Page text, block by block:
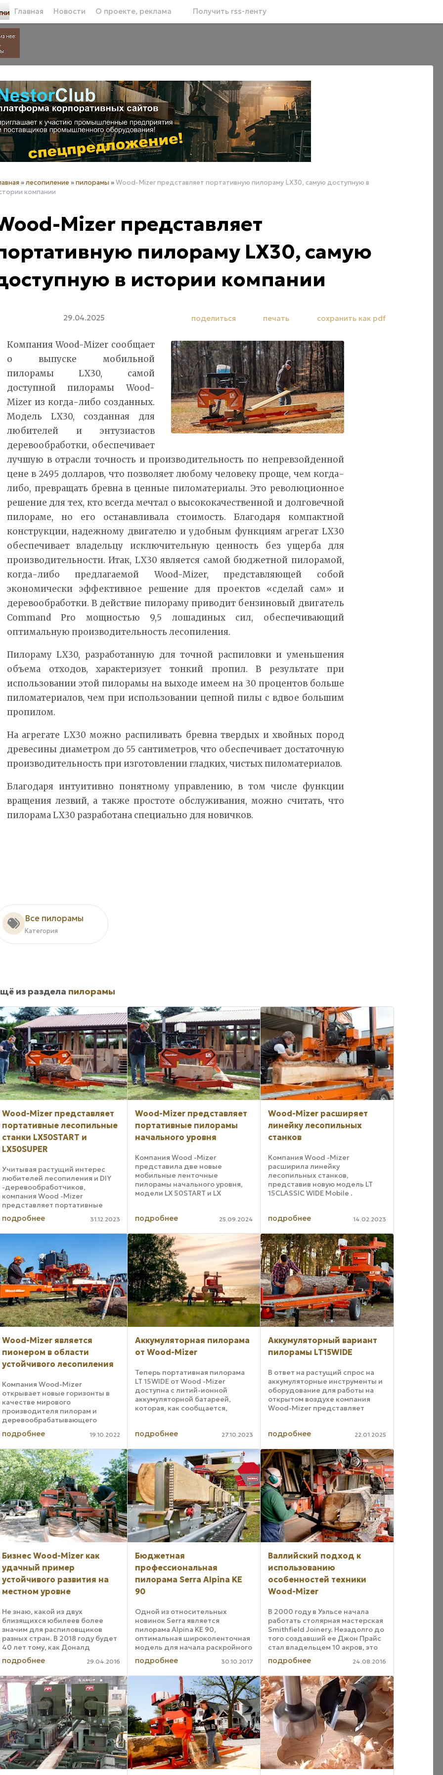
Главная Новости О проекте, реклама Получить rss-ленту
»лесопиление »пилорамы »Wood-Mizer представляет портативную пилораму LX30, самую доступную в
компании
Mizer представляет
пилораму LX30, самую
в истории компании
29.04.2025 поделиться печать сохранить как pdf
Компания Wood-Mizer сообщает
о выпуске мобильной
пилорамы LX30, самой
доступной пилорамы Wood-
Mizer из когда-либо созданных.
Модель LX30, созданная для
любителей и энтузиастов
деревообработки, обеспечивает
лучшую в отрасли точность и производительность по непревзойденной
цене в 2495 долларов, что позволяет любому человеку проще, чем когда-
либо, превращать бревна в ценные пиломатериалы. Это революционное
решение для тех, кто всегда мечтал о высококачественной и долговечной
пилораме, но его останавливала стоимость. Благодаря компактной
конструкции, надежному двигателю и удобным функциям агрегат LX30
обеспечивает владельцу исключительную ценность без ущерба для
производительности. Итак, LX30 является самой бюджетной пилорамой,
когда-либо предлагаемой Wood-Mizer, представляющей собой
экономически эффективное решение для проектов «сделай сам» и
деревообработки. В действие пилораму приводит бензиновый двигатель
Command Pro мощностью 9,5 лошадиных сил, обеспечивающий
оптимальную производительность лесопиления.
Пилораму LX30, разработанную для точной распиловки и уменьшения
объема отходов, характеризует тонкий пропил. В результате при
использовании этой пилорамы на выходе имеем на 30 процентов больше
пиломатериалов, чем при использовании цепной пилы с вдвое большим
пропилом.
На агрегате LX30 можно распиливать бревна твердых и хвойных пород
древесины диаметром до 55 сантиметров, что обеспечивает достаточную
производительность при изготовлении гладких, чистых пиломатериалов.
Благодаря интуитивно понятному управлению, в том числе функции
вращения лезвий, а также простоте обслуживания, можно считать, что
пилорама LX30 разработана специально для новичков.
Все пилорамы
Категория
из раздела пилорамы
Wood-Mizer представляет
портативные лесопильные
станки LX50START и
LX50SUPER
Учитывая растущий интерес
любителей лесопиления и DIY
-деревообработчиков,
компания Wood -Mizer
представляет портативные
пилорамы LX 50START и LX
50SUPER по стартовой цене
2995 долларов США.
50START и LX 50SUPER ,
сочетающие в ...
подробнее 31.12.2023
Wood-Mizer представляет
портативные пилорамы
начального уровня
Компания Wood -Mizer
представила две новые
мобильные ленточные
пилорамы начального уровня,
модели LX 50START и LX
желающих самостоятельно
пиломатериалы для
строительства, в ...
подробнее 25.09.2024
Wood-Mizer расширяет
линейку лесопильных
станков
Компания Wood -Mizer
расширила линейку
лесопильных станков,
представив новую модель LT
15CLASSIC WIDE Mobile .
пополнилась моделью, которая
мобильной пилорамы ...
подробнее 14.02.2023
Wood-Mizer является
пионером в области
устойчивого лесопиления
Компания Wood-Mizer
открывает новые горизонты в
качестве мирового
производителя пилорам и
деревообрабатывающего
оборудования с глубоким
пониманием экологических
проблем. Представители Wood-
Mizer неизменно поощряют
распиловщиков следовать
принципам ...
подробнее 19.10.2022
Аккумуляторная пилорама
от Wood-Mizer
Теперь портативная пилорама
LT 15WIDE от Wood -Mizer
доступна с литий-ионной
аккумуляторной батареей,
которая, как сообщается,
с аккумулятором оснащена
подробнее 27.10.2023
Аккумуляторный вариант
пилорамы LT15WIDE
В ответ на растущий спрос на
аккумуляторные инструменты и
оборудование для работы на
открытом воздухе компания
Wood-Mizer представляет
электропилораму.
литий-ионным аккумулятором
представляет ...
подробнее 22.01.2025
Бизнес Wood-Mizer как
удачный пример
устойчивого развития на
местном уровне
Не знаю, какой из двух
близящихся юбилеев более
значим для распиловщиков
разных стран. В 2018 году будет
40 лет тому, как Доналд
Ласковски и Дэниэл Текулве
задумали свою знаменитую
мобильную пилораму и
приступили к ее
конструированию. А годом
ранее ...
подробнее 29.04.2016
Бюджетная
профессиональная
пилорама Serra Alpina KE
90
Одной из относительных
новинок Serra является
пилорама Alpina KE 90,
оптимальная широколенточная
модель для начала раскройного
бизнеса. При этом конструкторы
предусмотрели возможность
обработки на этой пилораме
тяжелых, диаметром до 90
сантиметров, ...
подробнее 30.10.2017
Валлийский подход к
использованию
особенностей техники
Wood-Mizer
В 2000 году в Уэльсе начала
работать столярная мастерская
Smithfield Joinery. Незадолго до
того создавший ее Джон Прайс
стал владельцем 10 акров, это
чуть более 4 гектаров, местного
лесного массива. Участок
должен жить полноценной
жизнью, ...
подробнее 24.08.2016